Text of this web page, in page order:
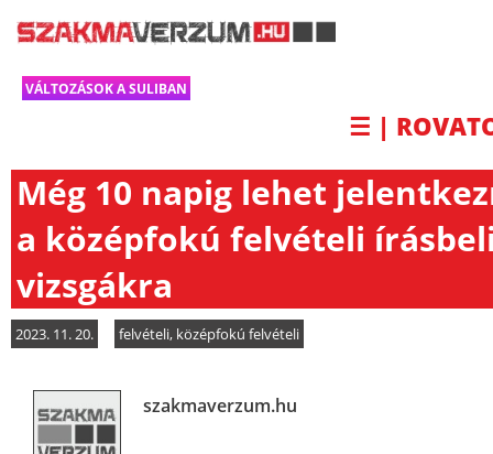
VÁLTOZÁSOK A SULIBAN
☰ |
Még 10 napig lehet
a középfokú felvételi
vizsgákra
2023. 11. 20. felvételi, középfokú felvételi
szakmaverzum.hu